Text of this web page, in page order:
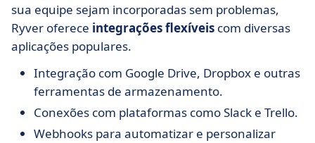
sua equipe sejam incorporadas sem problemas,
Ryver oferece integrações flexíveis com diversas
aplicações populares.
Integração com Google Drive, Dropbox e outras
ferramentas de armazenamento.
Conexões com plataformas como Slack e Trello.
Webhooks para automatizar e personalizar